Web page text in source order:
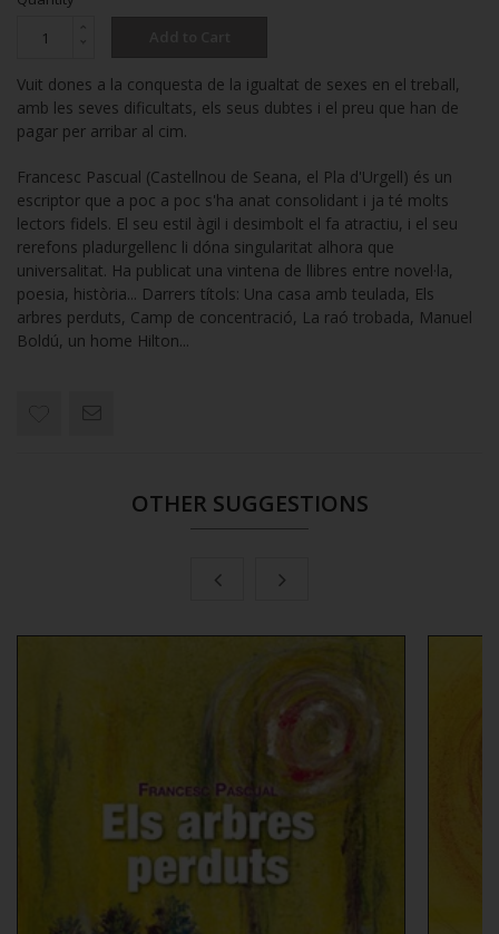
Vuit dones a la conquesta de la igualtat de sexes en el treball,
amb les seves dificultats, els seus dubtes i el preu que han de
pagar per arribar al cim.
Francesc Pascual (Castellnou de Seana, el Pla d'Urgell) és un
escriptor que a poc a poc s'ha anat consolidant i ja té molts
lectors fidels. El seu estil àgil i desimbolt el fa atractiu, i el seu
rerefons pladurgellenc li dóna singularitat alhora que
universalitat. Ha publicat una vintena de llibres entre novel·la,
poesia, història... Darrers títols: Una casa amb teulada, Els
arbres perduts, Camp de concentració, La raó trobada, Manuel
Boldú, un home Hilton...
OTHER SUGGESTIONS